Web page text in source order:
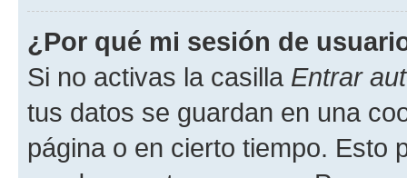
¿Por qué mi sesión de
Si no activas la casilla Entrar
tus datos se guardan en una
página o en cierto tiempo. Esto